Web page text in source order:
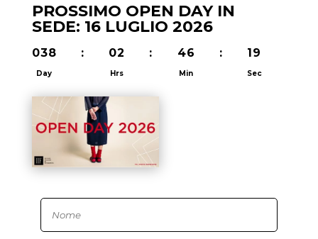
PROSSIMO OPEN DAY IN
SEDE: 16 LUGLIO 2026
038
Day
: 02
Hrs
: 46
Min
: 19
Sec